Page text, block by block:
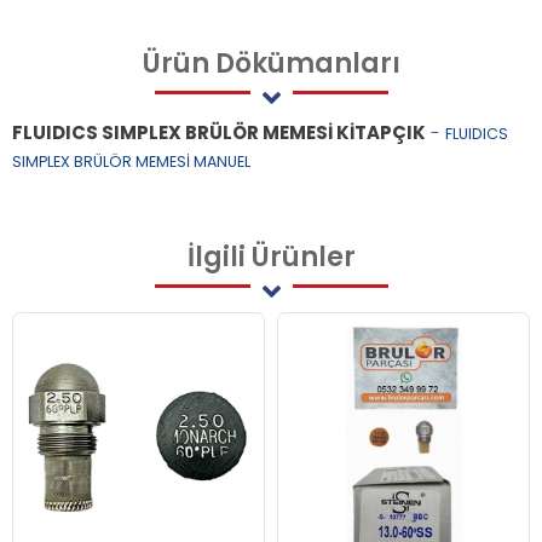
Ürün Dökümanları
FLUIDICS SIMPLEX BRÜLÖR MEMESİ KİTAPÇIK - FLUIDICS
SIMPLEX BRÜLÖR MEMESİ MANUEL
İlgili Ürünler